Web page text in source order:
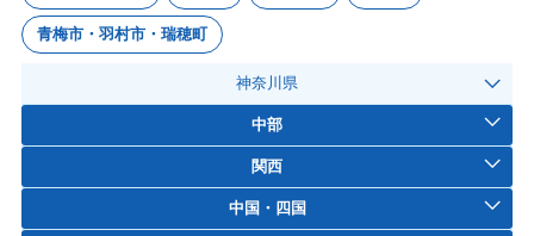
青梅市・羽村市・瑞穂町
神奈川県
中部
関西
中国・四国